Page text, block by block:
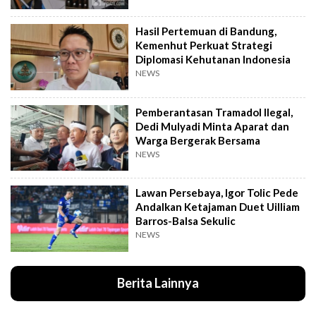
Hasil Pertemuan di Bandung,
Kemenhut Perkuat Strategi
Diplomasi Kehutanan Indonesia
NEWS
Pemberantasan Tramadol Ilegal,
Dedi Mulyadi Minta Aparat dan
Warga Bergerak Bersama
NEWS
Lawan Persebaya, Igor Tolic Pede
Andalkan Ketajaman Duet Uilliam
Barros-Balsa Sekulic
NEWS
Berita Lainnya